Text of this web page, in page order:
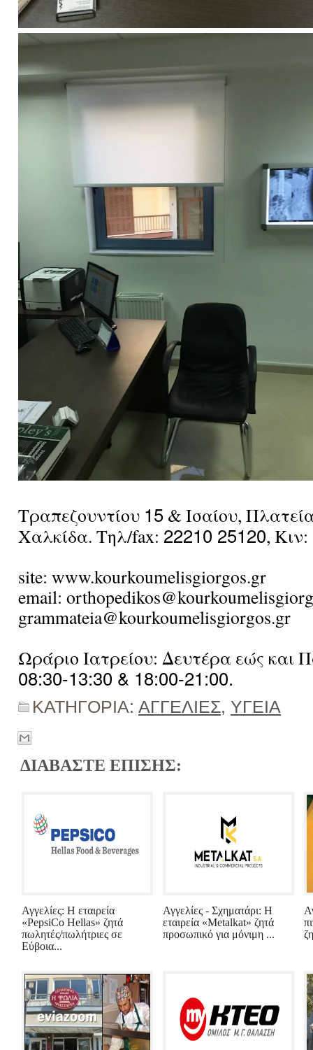
Τραπεζουντίου 15 & Ισαίου,
Χαλκίδα. Τηλ/fax: 22210 25120, Κιν:
site: www.kourkoumelisgiorgos.gr
email:
grammateia@kourkoumelisgiorgos.gr
Ωράριο Ιατρείου: Δευτέρα εώς και
08:30-13:30 & 18:00-21:00.
ΚΑΤΗΓΟΡΙΑ: ΑΓΓΕΛΙΕΣ, ΥΓΕΙΑ
ΔΙΑΒΑΣΤΕ ΕΠΙΣΗΣ:
Αγγελίες: Η εταιρεία
«PepsiCo Hellas» ζητά
πωλητές/πωλήτριες σε
Εύβοια...
Αγγελίες - Σχηματάρι: Η
εταιρεία «Metalkat» ζητά
προσωπικό για μόνιμη ...